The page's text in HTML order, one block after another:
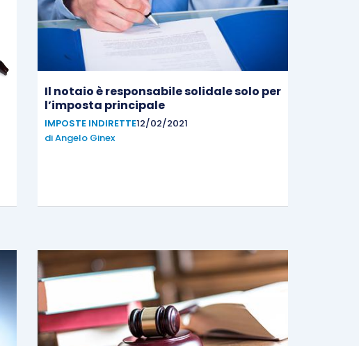
Il notaio è responsabile solidale solo per
l’imposta principale
IMPOSTE INDIRETTE12/02/2021
diAngelo Ginex